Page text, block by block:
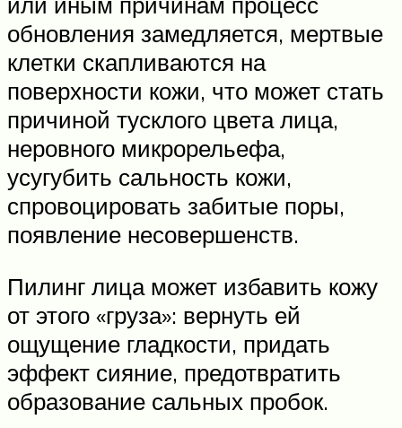
обновления замедляется, мертвые
клетки скапливаются на
поверхности кожи, что может стать
причиной тусклого цвета лица,
неровного микрорельефа,
усугубить сальность кожи,
спровоцировать забитые поры,
появление несовершенств.
Пилинг лица может избавить кожу
от этого «груза»: вернуть ей
ощущение гладкости, придать
эффект сияние, предотвратить
образование сальных пробок.